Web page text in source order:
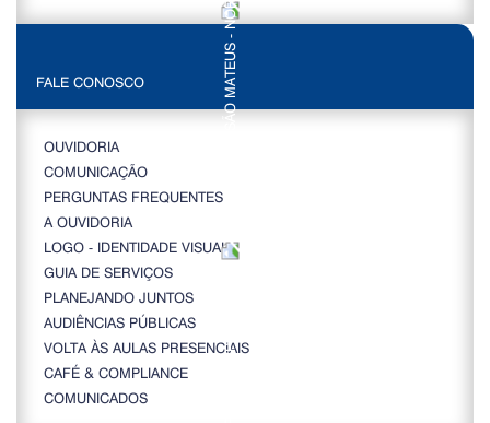
FALE CONOSCO
OUVIDORIA
COMUNICAÇÃO
PERGUNTAS FREQUENTES
A OUVIDORIA
LOGO - IDENTIDADE VISUAL
GUIA DE SERVIÇOS
PLANEJANDO JUNTOS
AUDIÊNCIAS PÚBLICAS
VOLTA ÀS AULAS PRESENCIAIS
CAFÉ & COMPLIANCE
COMUNICADOS